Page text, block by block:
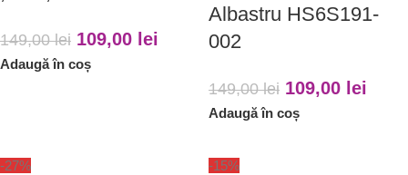
149,00lei 109,00 lei
Adaugă în coș
Albastru HS6S191-
002
149,00lei 109,00 lei
Adaugă în coș
-27% -15%